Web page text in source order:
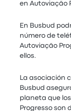
en Autoviação
En Busbud
número de
Autoviação
ellos.
La asociación
Busbud
planeta que
Progresso son